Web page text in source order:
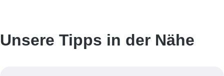
Unsere Tipps in der Nähe